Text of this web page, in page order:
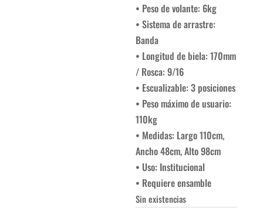
• Peso de volante: 6kg
• Sistema de arrastre:
Banda
• Longitud de biela: 170mm
/ Rosca: 9/16
• Escualizable: 3 posiciones
• Peso máximo de usuario:
110kg
• Medidas: Largo 110cm,
Ancho 48cm, Alto 98cm
• Uso: Institucional
• Requiere ensamble
Sin existencias